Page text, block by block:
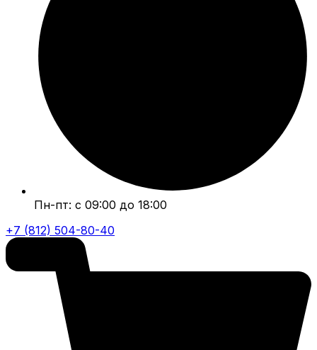
Пн-пт: с 09:00 до 18:00
+7 (812) 504-80-40